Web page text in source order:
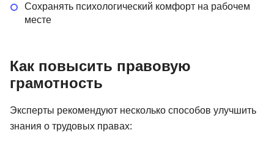
Сохранять психологический комфорт на рабочем
месте
Как повысить правовую
грамотность
Эксперты рекомендуют несколько способов улучшить
знания о трудовых правах: